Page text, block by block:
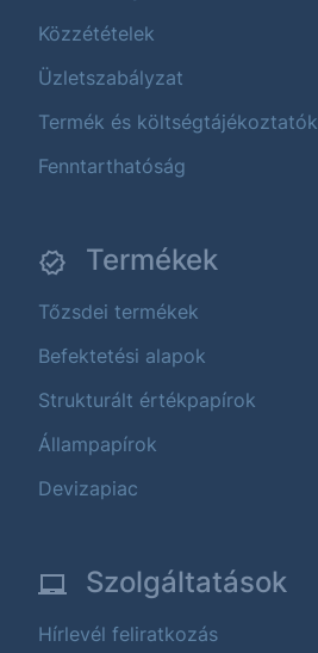
Közzétételek
Üzletszabályzat
Termék és költségtájékoztatók
Fenntarthatóság
Termékek
Tőzsdei termékek
Befektetési alapok
Strukturált értékpapírok
Állampapírok
Devizapiac
Szolgáltatások
Hírlevél feliratkozás